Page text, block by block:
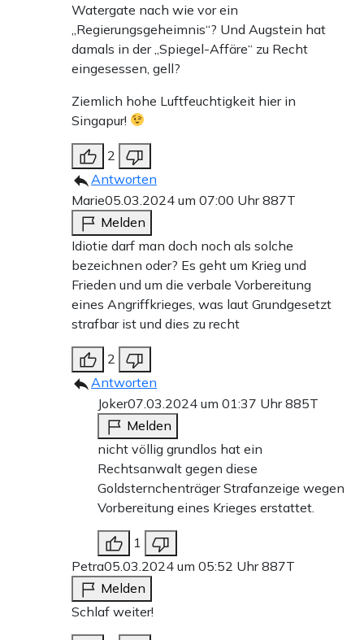
Watergate nach wie vor ein
„Regierungsgeheimnis“? Und Augstein hat
damals in der „Spiegel-Affäre“ zu Recht
eingesessen, gell?
Ziemlich hohe Luftfeuchtigkeit hier in
Singapur!
2
Antworten
Marie05.03.2024 um 07:00 Uhr887T
Melden
Idiotie darf man doch noch als solche
bezeichnen oder? Es geht um Krieg und
Frieden und um die verbale Vorbereitung
eines Angriffkrieges, was laut Grundgesetzt
strafbar ist und dies zu recht
2
Antworten
Joker07.03.2024 um 01:37 Uhr885T
Melden
nicht völlig grundlos hat ein
Rechtsanwalt gegen diese
Goldsternchenträger Strafanzeige wegen
Vorbereitung eines Krieges erstattet.
1
Petra05.03.2024 um 05:52 Uhr887T
Melden
Schlaf weiter!